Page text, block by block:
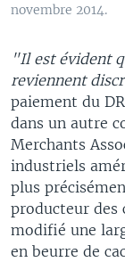
novembre 2014.
"Il est évident
reviennent
paiement du
dans un autre
Merchants
industriels
plus
producteur des
modifié une
en beurre de